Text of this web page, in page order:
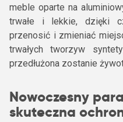
meble oparte na
trwałe i lekkie, dzięki
przenosić i zmieniać
trwałych tworzyw
przedłużona zostanie
Nowoczesny
skuteczna